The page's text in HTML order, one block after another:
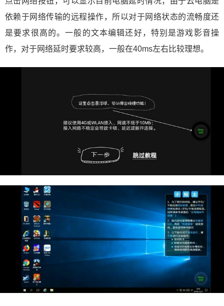
依赖于网络传输的远程操作，所以对于网络状态的流畅度还
是要求很高的。一般的文本编辑还好，特别是游戏影音操
作，对于网络延时要求较高，一般在40ms左右比较理想。